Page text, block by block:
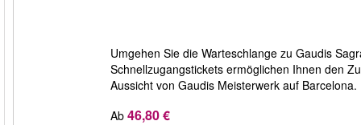
Umgehen Sie die Warteschlange zu Gaudis
Schnellzugangstickets ermöglichen Ihnen den
Aussicht von Gaudis Meisterwerk auf Barcelona.
Ab 46,80 €